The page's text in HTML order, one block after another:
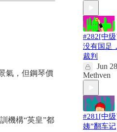
氣，但鋼琴價
機構“英皇”都
#282[中
没有国足
裁判
Jun 28
Methven
#281[中
姨”翻车记